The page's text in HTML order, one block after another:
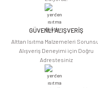
Ürün bilgilerinde hatalar
Ürün fiyatı diğer sitelerden
Bu ürüne benzer farklı
GÜVENLİ ALIŞVERİŞ
Alttan Isıtma Malzemeleri
Alışveriş Deneyimi için Doğru
Adrestesiniz